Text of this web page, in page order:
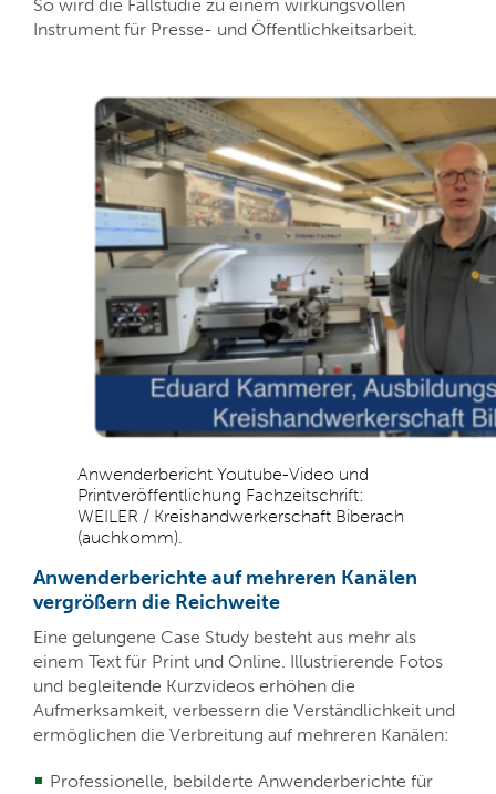
So wird die Fallstudie zu einem wirkungsvollen
Instrument für Presse- und Öffentlichkeitsarbeit.
Anwenderbericht Youtube-Video und
Printveröffentlichung Fachzeitschrift:
WEILER / Kreishandwerkerschaft Biberach
(auchkomm).
Anwenderberichte auf mehreren Kanälen
vergrößern die Reichweite
Eine gelungene Case Study besteht aus mehr als
einem Text für Print und Online. Illustrierende Fotos
und begleitende Kurzvideos erhöhen die
Aufmerksamkeit, verbessern die Verständlichkeit und
ermöglichen die Verbreitung auf mehreren Kanälen:
Professionelle, bebilderte Anwenderberichte für